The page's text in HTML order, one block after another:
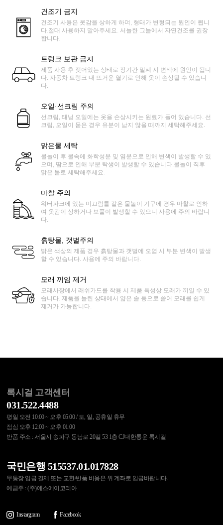
건조기 금지
건조기 사용은 옷감을 상하게 하며, 형태가 변형되는 원인이 됩니
다.절대 사용하지 말아주세요. 서늘한 그늘에서 자연건조를 권장
합니다.
트렁크 보관 금지
제품 사용 후 젖어있는 상태로 장기간 밀폐 시 변색에 원인이 됩니
다. 자동차 트렁크 내 뜨거운 열기로 인해 옷이 손상될 수 있습니
다.
오일·선크림 주의
선크림, 태닝 오일에는 옷을 손상시키는 원료가 들어 있습니다. 선
크림, 오일이 묻은 경우 유분이 남지 않을 때까지 세탁해주세요.
맑은물 세탁
물놀이 후 물속에 화학성분 및 염분으로 인해 변색이 발생할 수 있
으며, 땀으로 인해 부분 탁생이 발생할 수 있습니다.물놀이 직후
맑은 물로 세탁해주세요.
마찰 주의
워터파크에 있는 미끄럼틀 같은 물놀이 기구에 경우 마찰로 인하
여 옷감이 상하거나 보풀이 발생할 수 있으니 사용에 주의 바랍니
다.
흙탕물, 갯벌주의
밝은 색상의 제품 경우 흙탕물과 갯벌에 오염 시 부분 변색이 발생
할 수 있습니다. 사용에 주의 바랍니다.
모래 끼임 제거
모래사장에서 래쉬가드를 착용 시 제품 특성상 모래가 끼일 수 있
습니다. 제품을 늘린 상태에서 얇은 솔 등으로 쓸어 모래를 쉽게
제거가 가능합니다.
록시걸 고객센터
031.522.4488
평일 오전 10:00 ~ 오후 05:00 / 토, 일, 공휴일 휴무
점심 오후 12:00 ~ 오후 01:00
반품 주소 : 서울시 송파구 동남로 20길 53 1층 CJ대한통운 록시걸
국민은행 515537.01.017828
무통장 입금 결제 또는 교환/반품 비용은 위 계좌로 입금바랍니다.
예금주 : (주)에스에이코리아
Instargram Facebook